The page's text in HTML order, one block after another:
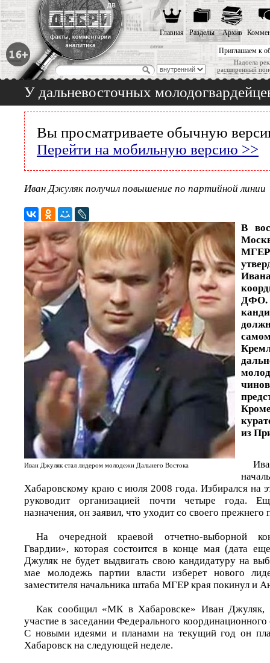
Приглашаем к
Надоела
расширенный
Главная Разделы Архив
У дальневосточных
Вы просматриваете обычную
Перейти на мобильную версию >>
Иван Джуляк получил повышение по партийной линии
Иван Джуляк стал лидером молодежи Дальнего Востока
В
МГЕР
из
Хабаровскому краю с июля 2008 года. Избирался на
руководит организацией почти четыре года.
назначения, он заявил, что уходит со своего прежнего
На очередной краевой отчетно-выборной
Гвардии», которая состоится в конце мая (дата
Джуляк не будет выдвигать свою кандидатуру на
мае молодежь партии власти изберет нового
заместителя начальника штаба МГЕР края покинул и
Как сообщил «МК в Хабаровске» Иван Джуляк,
участие в заседании Федерального
С новыми идеями и планами на текущий год он
Хабаровск на следующей неделе.